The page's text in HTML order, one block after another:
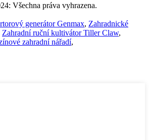
Všechna práva vyhrazena.
generátor Genmax, Zahradnické
Zahradní ruční kultivátor Tiller Claw,
zahradní nářadí,